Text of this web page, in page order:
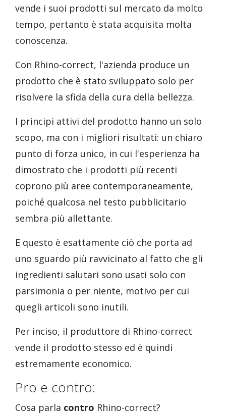
vende i suoi prodotti sul mercato da molto
tempo, pertanto è stata acquisita molta
conoscenza.
Con Rhino-correct, l'azienda produce un
prodotto che è stato sviluppato solo per
risolvere la sfida della cura della bellezza.
I principi attivi del prodotto hanno un solo
scopo, ma con i migliori risultati: un chiaro
punto di forza unico, in cui l'esperienza ha
dimostrato che i prodotti più recenti
coprono più aree contemporaneamente,
poiché qualcosa nel testo pubblicitario
sembra più allettante.
E questo è esattamente ciò che porta ad
uno sguardo più ravvicinato al fatto che gli
ingredienti salutari sono usati solo con
parsimonia o per niente, motivo per cui
quegli articoli sono inutili.
Per inciso, il produttore di Rhino-correct
vende il prodotto stesso ed è quindi
estremamente economico.
Pro e contro:
Cosa parla contro Rhino-correct?